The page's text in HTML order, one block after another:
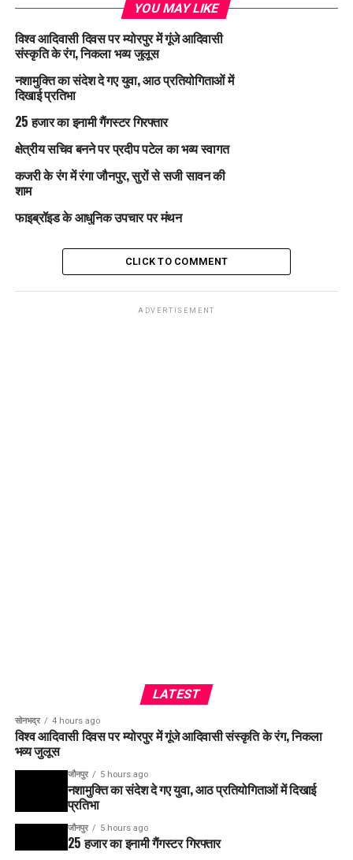
YOU MAY LIKE
विश्व आदिवासी दिवस पर म्योरपुर में गूंजे आदिवासी
संस्कृति के रंग, निकला भव्य जुलूस
नशामुक्ति का संदेश दे गए युवा, आठ प्रतियोगिताओं में
दिखाई प्रतिभा
25 हजार का इनामी गैंगस्टर गिरफ्तार
क्षेत्रीय सचिव बनने पर प्रदीप पटेल का भव्य स्वागत
कजरी के रंग में रंगा जौनपुर, सुरों से सजी सावन की
शाम
फाइब्रॉइड के आधुनिक उपचार पर मंथन
CLICK TO COMMENT
ADVERTISEMENT
LATEST
सोनभद्र 4 hours ago
विश्व आदिवासी दिवस पर म्योरपुर में गूंजे आदिवासी संस्कृति के रंग, निकला
भव्य जुलूस
जौनपुर 5 hours ago
नशामुक्ति का संदेश दे गए युवा, आठ प्रतियोगिताओं में दिखाई
प्रतिभा
जौनपुर 5 hours ago
25 हजार का इनामी गैंगस्टर गिरफ्तार